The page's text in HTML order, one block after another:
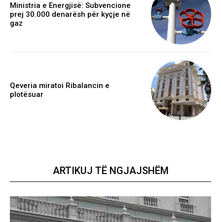
Ministria e Energjisë: Subvencione
prej 30.000 denarësh për kyçje në
gaz
Qeveria miratoi Ribalancin e
plotësuar
ARTIKUJ TË NGJAJSHËM